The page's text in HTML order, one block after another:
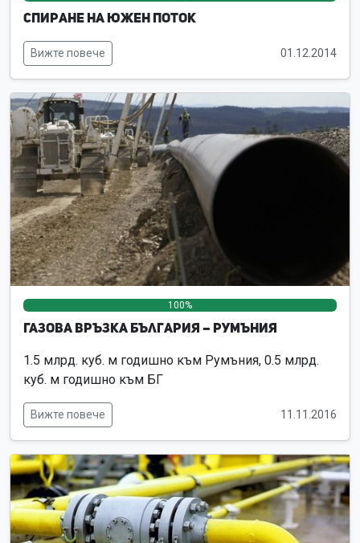
Спиране на Южен поток
Вижте повече 01.12.2014
100%
Газова връзка България – Румъния
1.5 млрд. куб. м годишно към Румъния, 0.5 млрд.
куб. м годишно към БГ
Вижте повече 11.11.2016